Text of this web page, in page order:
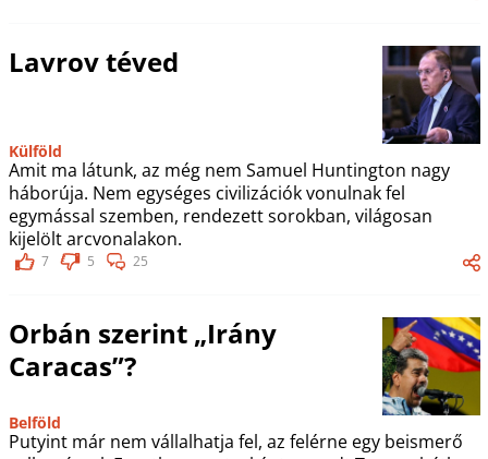
Lavrov téved
Külföld
Amit ma látunk, az még nem Samuel Huntington nagy
háborúja. Nem egységes civilizációk vonulnak fel
egymással szemben, rendezett sorokban, világosan
kijelölt arcvonalakon.
7 5 25
Orbán szerint „Irány
Caracas”?
Belföld
Putyint már nem vállalhatja fel, az felérne egy beismerő